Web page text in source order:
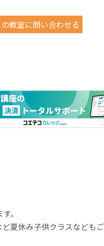
の教室に問い合わせる
。
夏休み子供クラスなども